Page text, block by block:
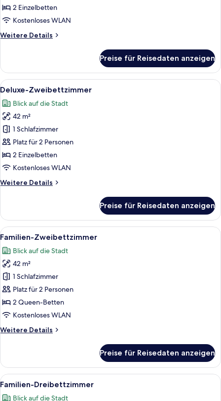
2 Einzelbetten
Kostenloses WLAN
Weitere Details
Weitere
Zweibettzimmer
Preise für Reisedaten anzeigen
Alle
Fotos
für
Deluxe-
Zweibettzimmer
anzeigen
Ein Hotelzimmer mit zwei Betten,
6
Deluxe-Zweibettzimmer
Blick auf die Stadt
42 m²
1 Schlafzimmer
Platz für 2 Personen
2 Einzelbetten
Kostenloses WLAN
Weitere Details
Weitere
Zweibettzimmer
Preise für Reisedaten anzeigen
Alle
Fotos
für
Familien-
Zweibettzimmer
anzeigen
Ein modernes Hotelzimmer mit
5
Familien-Zweibettzimmer
Blick auf die Stadt
42 m²
1 Schlafzimmer
Platz für 2 Personen
2 Queen-Betten
Kostenloses WLAN
Weitere Details
Weitere
Zweibettzimmer
Preise für Reisedaten anzeigen
Alle
Fotos
Ein modernes Hotelzimmer mit
6
Familien-Dreibettzimmer
Blick auf die Stadt